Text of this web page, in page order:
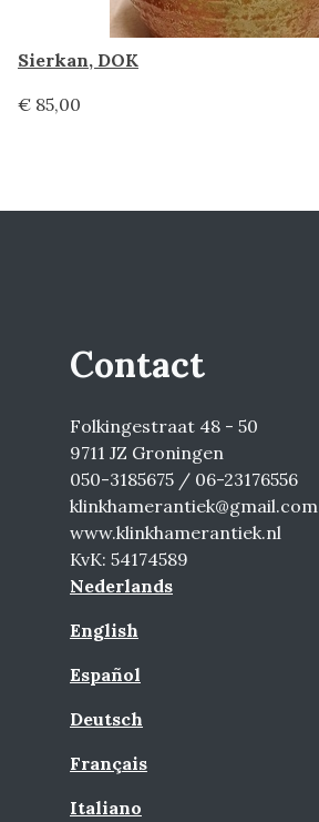
Sierkan, DOK
€ 85,00
Contact
Folkingestraat 48 - 50
9711 JZ Groningen
050-3185675 / 06-23176556
klinkhamerantiek@gmail.com
www.klinkhamerantiek.nl
KvK: 54174589
Nederlands
English
Español
Deutsch
Français
Italiano